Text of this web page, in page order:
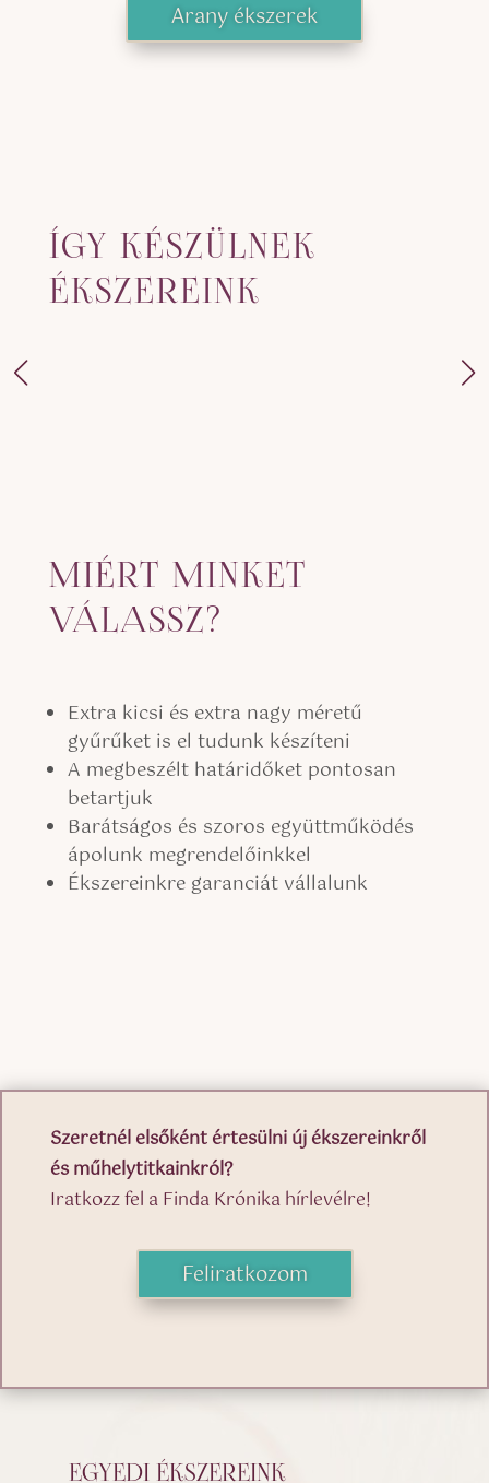
Arany ékszerek
ÍGY KÉSZÜLNEK
ÉKSZEREINK
MIÉRT MINKET
VÁLASSZ?
Extra kicsi és extra nagy méretű
gyűrűket is el tudunk készíteni
A megbeszélt határidőket pontosan
betartjuk
Barátságos és szoros együttműködés
ápolunk megrendelőinkkel
Ékszereinkre garanciát vállalunk
Szeretnél elsőként értesülni új ékszereinkről
és műhelytitkainkról?
Iratkozz fel a Finda Krónika hírlevélre!
Feliratkozom
EGYEDI ÉKSZEREINK